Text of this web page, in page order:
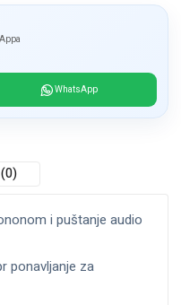
WhatsApp
i puštanje audio
ponavljanje za